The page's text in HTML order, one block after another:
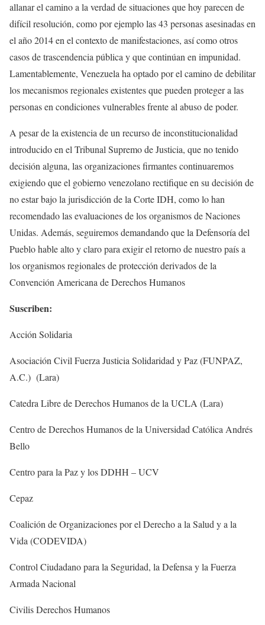
allanar el camino a la verdad de situaciones que hoy parecen de
difícil resolución, como por ejemplo las 43 personas asesinadas en
el año 2014 en el contexto de manifestaciones, así como otros
casos de trascendencia pública y que continúan en impunidad.
Lamentablemente, Venezuela ha optado por el camino de debilitar
los mecanismos regionales existentes que pueden proteger a las
personas en condiciones vulnerables frente al abuso de poder.
A pesar de la existencia de un recurso de inconstitucionalidad
introducido en el Tribunal Supremo de Justicia, que no tenido
decisión alguna, las organizaciones firmantes continuaremos
exigiendo que el gobierno venezolano rectifique en su decisión de
no estar bajo la jurisdicción de la Corte IDH, como lo han
recomendado las evaluaciones de los organismos de Naciones
Unidas. Además, seguiremos demandando que la Defensoría del
Pueblo hable alto y claro para exigir el retorno de nuestro país a
los organismos regionales de protección derivados de la
Convención Americana de Derechos Humanos
Suscriben:
Acción Solidaria
Asociación Civil Fuerza Justicia Solidaridad y Paz (FUNPAZ,
A.C.) (Lara)
Catedra Libre de Derechos Humanos de la UCLA (Lara)
Centro de Derechos Humanos de la Universidad Católica Andrés
Bello
Centro para la Paz y los DDHH – UCV
Cepaz
Coalición de Organizaciones por el Derecho a la Salud y a la
Vida (CODEVIDA)
Control Ciudadano para la Seguridad, la Defensa y la Fuerza
Armada Nacional
Civilis Derechos Humanos